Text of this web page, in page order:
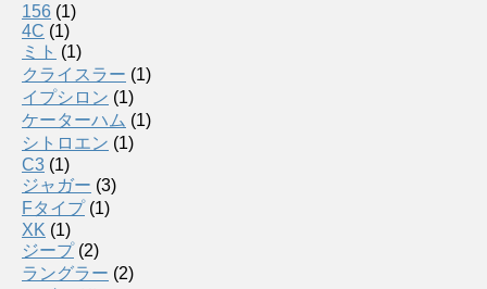
156 (1)
4C (1)
ミト (1)
クライスラー (1)
イプシロン (1)
ケーターハム (1)
シトロエン (1)
C3 (1)
ジャガー (3)
Fタイプ(1)
XK (1)
ジープ(2)
ラングラー (2)